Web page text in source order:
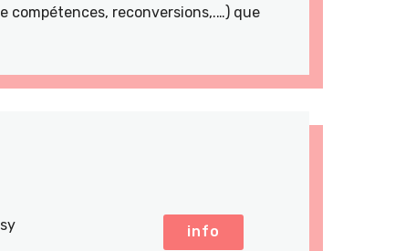
compétences, reconversions,.…) que
info